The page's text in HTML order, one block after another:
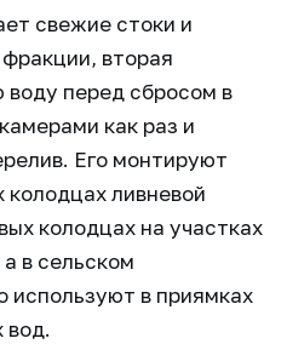
свежие стоки и
вторая
перед сбросом в
как раз и
Его монтируют
ливневой
колодцах на участках
в сельском
используют в приямках
вод.